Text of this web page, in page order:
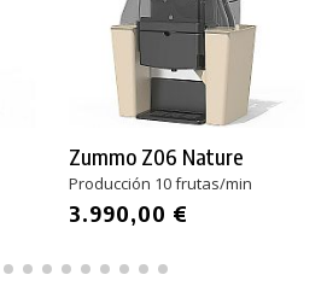
Zummo Z06 Nature
Producción 10 frutas/min
3.990,00 €